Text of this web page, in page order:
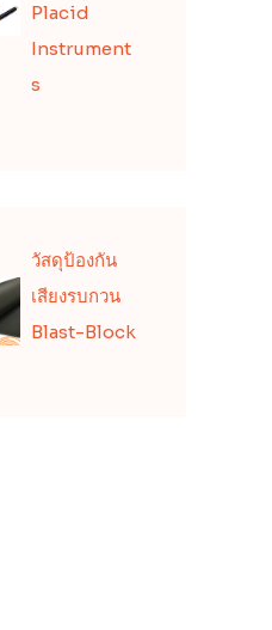
Placid
Instrument
s
วัสดุป้องกัน
เสียงรบกวน
Blast-Block